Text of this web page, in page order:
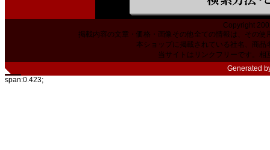
Copyright
掲載内容の文章・価格・画像その他全ての情報は、その
本ショップに掲載されている社名、商
当サイトはリンクフリーです。相
Generated
span:0.423;